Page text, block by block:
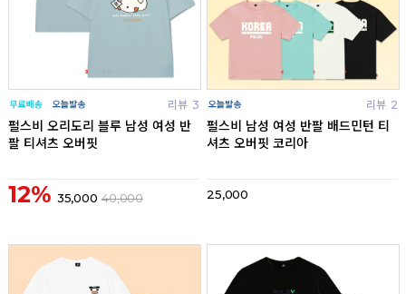
리뷰 3
펄스비 오리도리 블루 남성 여성 반
팔 티셔츠 오버핏
12% 35,000 40,000
리뷰 2
펄스비 남성 여성 반팔 배드민턴 티
셔츠 오버핏 코리아
25,000